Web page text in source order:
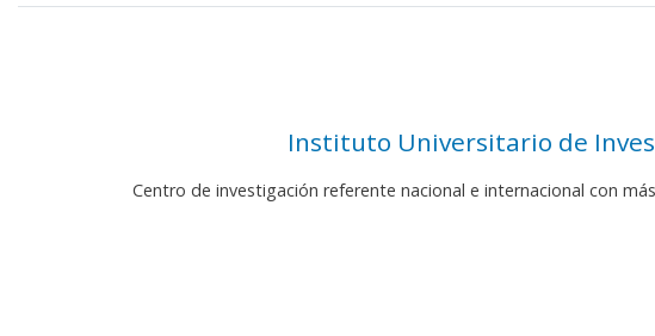
Instituto Universitario de
Centro de investigación referente nacional e internacional con